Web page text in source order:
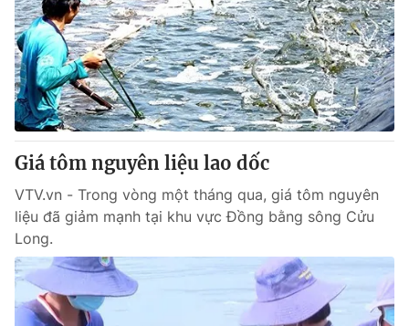
THỜI BÁO VTV
Theo dõi báo trên
Cơ quan chủ quản:Đài Truyền hình Việt Nam
Cơ quan báo chí:Thời báo VTV
Giấy phép hoạt động báo in và báo điện tử số 483/GP-BTTTT
cấp ngày 29/12/2023
Tổng Biên tập:Vũ Thanh Thủy
Phó Tổng Biên tập:
Nguyễn Trọng Ninh
Tổng đài VTV:
024.38 355 931 - 024.38 355 932
Ðiện thoại Thời báo VTV:
024.66 897 897
Giá tôm nguyên liệu lao dốc
VTV.vn - Trong vòng một tháng qua, giá tôm nguyên
liệu đã giảm mạnh tại khu vực Đồng bằng sông Cửu
Long.